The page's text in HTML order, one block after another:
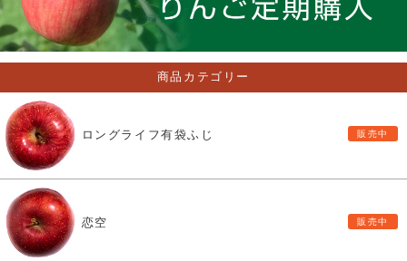
商品カテゴリー
ロングライフ有袋ふじ
恋空